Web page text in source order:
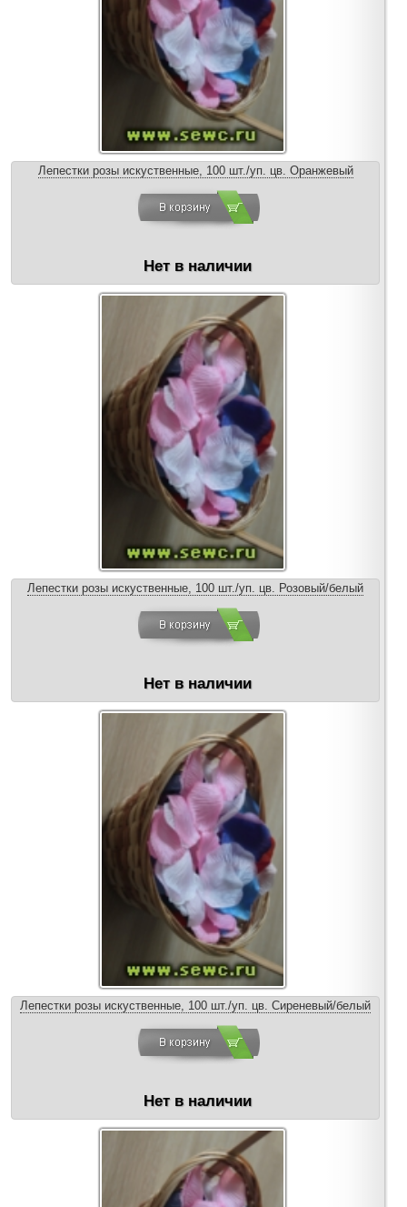
Лепестки розы искуственные, 100 шт./уп. цв. Оранжевый
Нет в наличии
Лепестки розы искуственные, 100 шт./уп. цв. Розовый/белый
Нет в наличии
Лепестки розы искуственные, 100 шт./уп. цв. Сиреневый/белый
Нет в наличии